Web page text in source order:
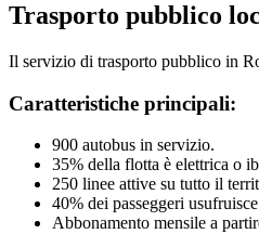
Trasporto pubblico
Il servizio di trasporto pubblico in
Caratteristiche principali:
900 autobus in servizio.
35% della flotta è elettrica o
250 linee attive su tutto il
40% dei passeggeri
Abbonamento mensile a